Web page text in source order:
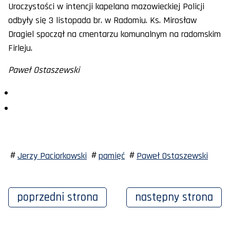
Uroczystości w intencji kapelana mazowieckiej Policji
odbyły się 3 listopada br. w Radomiu. Ks. Mirosław
Dragiel spoczął na cmentarzu komunalnym na radomskim
Firleju.
Paweł Ostaszewski
Jerzy Paciorkowski pamięć Paweł Ostaszewski
poprzedni strona następny strona